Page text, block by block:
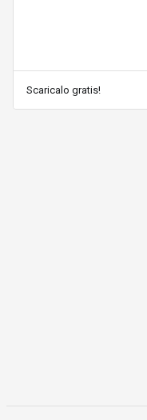
Scaricalo gratis!